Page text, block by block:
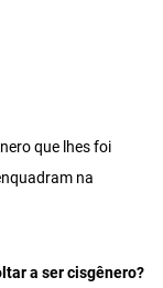
que lhes foi
na
a ser cisgênero?